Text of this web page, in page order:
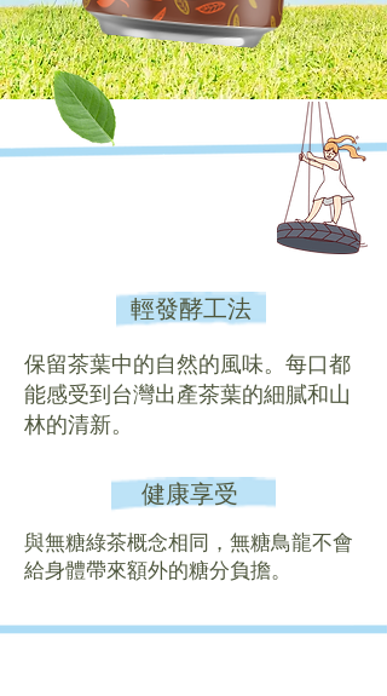
輕發酵工法
保留茶葉中的自然的風味。每口都
能感受到台灣出產茶葉的細膩和山
林的清新。
健康享受
與無糖綠茶概念相同，無糖鳥龍不會
給身體帶來額外的糖分負擔。